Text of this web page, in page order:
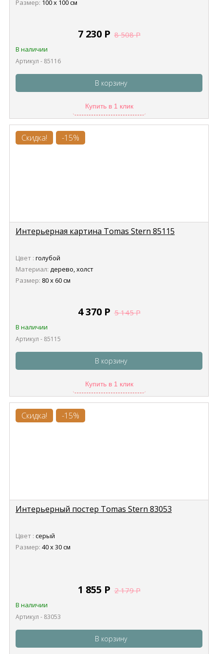
Размер: 100 х 100 см
7 230 Р 8 508Р
В наличии
Артикул - 85116
В корзину
Купить в 1 клик
Скидка! -15%
Интерьерная картина Tomas Stern 85115
Цвет : голубой
Материал: дерево, холст
Размер: 80 х 60 см
4 370 Р 5 145Р
В наличии
Артикул - 85115
В корзину
Купить в 1 клик
Скидка! -15%
Интерьерный постер Tomas Stern 83053
Цвет : серый
Размер: 40 х 30 см
1 855 Р 2 179Р
В наличии
Артикул - 83053
В корзину